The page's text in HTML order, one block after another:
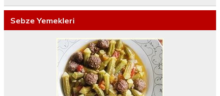
Sebze Yemekleri